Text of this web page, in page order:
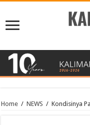
Home / NEWS / Kondisinya